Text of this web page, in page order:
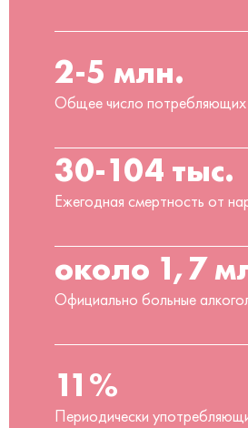
2-5 млн.
Общее число потребляющих
30-104 тыс.
Ежегодная смертность от
около 1,7
Официально больные
11%
Периодически